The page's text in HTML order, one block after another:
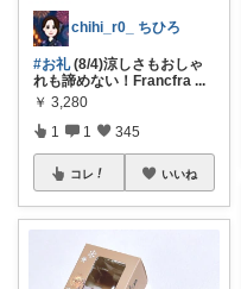
chihi_r0_ ちひろ
#お礼(8/4)涼しさもおしゃ
れも諦めない！Francfra ...
￥ 3,280
1 1 345
コレ いいね